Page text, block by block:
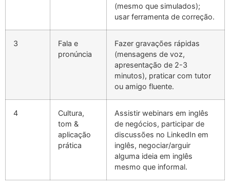
(mesmo que simulados);
usar ferramenta de correção.
3
Fala e
pronúncia
Fazer gravações rápidas
(mensagens de voz,
apresentação de 2-3
minutos), praticar com tutor
ou amigo fluente.
4
Cultura,
tom &
aplicação
prática
Assistir webinars em inglês
de negócios, participar de
discussões no LinkedIn em
inglês, negociar/arguir
alguma ideia em inglês
mesmo que informal.